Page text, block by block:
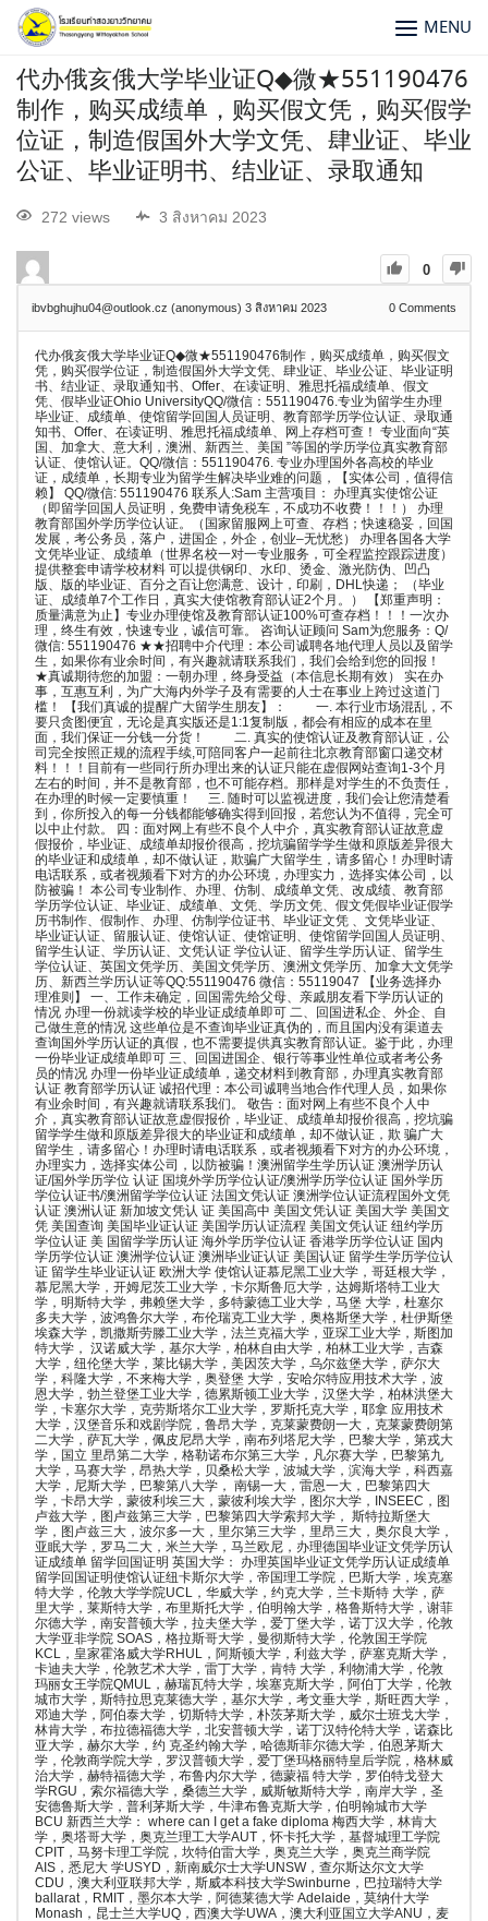
MENU
代办俄亥俄大学毕业证Q◆微★551190476
制作，购买成绩单，购买假文凭，购买假学
位证，制造假国外大学文凭、肆业证、毕业
公证、毕业证明书、结业证、录取通知
272 views 3 สิงหาคม 2023
0
ibvbghujhu04@outlook.cz (anonymous) 3 สิงหาคม 2023 0 Comments
代办俄亥俄大学毕业证Q◆微★551190476制作，购买成绩单，购买假文
凭，购买假学位证，制造假国外大学文凭、肆业证、毕业公证、毕业证明
书、结业证、录取通知书、Offer、在读证明、雅思托福成绩单、假文
凭、假毕业证Ohio UniversityQQ/微信：551190476.专业为留学生办理
毕业证、成绩单、使馆留学回国人员证明、教育部学历学位认证、录取通
知书、Offer、在读证明、雅思托福成绩单、网上存档可查！ 专业面向“英
国、加拿大、意大利，澳洲、新西兰、美国 ”等国的学历学位真实教育部
认证、使馆认证。QQ/微信：551190476. 专业办理国外各高校的毕业
证，成绩单，长期专业为留学生解决毕业难的问题，【实体公司，值得信
赖】 QQ/微信: 551190476 联系人:Sam 主营项目： 办理真实使馆公证
（即留学回国人员证明，免费申请免税车，不成功不收费！！！） 办理
教育部国外学历学位认证。（国家留服网上可查、存档；快速稳妥，回国
发展，考公务员，落户，进国企，外企，创业–无忧愁） 办理各国各大学
文凭毕业证、成绩单（世界名校一对一专业服务，可全程监控跟踪进度）
提供整套申请学校材料 可以提供钢印、水印、烫金、激光防伪、凹凸
版、版的毕业证、百分之百让您满意、设计，印刷，DHL快递； （毕业
证、成绩单7个工作日，真实大使馆教育部认证2个月。） 【郑重声明：
质量满意为止】专业办理使馆及教育部认证100%可查存档！！！一次办
理，终生有效，快速专业，诚信可靠。 咨询认证顾问 Sam为您服务：Q/
微信: 551190476 ★★招聘中介代理：本公司诚聘各地代理人员以及留学
生，如果你有业余时间，有兴趣就请联系我们，我们会给到您的回报！
★真诚期待您的加盟：一朝办理，终身受益（本信息长期有效） 实在办
事，互惠互利，为广大海内外学子及有需要的人士在事业上跨过这道门
槛！ 【我们真诚的提醒广大留学生朋友】： 一. 本行业市场混乱，不
要只贪图便宜，无论是真实版还是1:1复制版，都会有相应的成本在里
面，我们保证一分钱一分货！ 二. 真实的使馆认证及教育部认证，公
司完全按照正规的流程手续,可陪同客户一起前往北京教育部窗口递交材
料！！！目前有一些同行所办理出来的认证只能在虚假网站查询1-3个月
左右的时间，并不是教育部，也不可能存档。那样是对学生的不负责任，
在办理的时候一定要慎重！ 三. 随时可以监视进度，我们会让您清楚看
到，你所投入的每一分钱都能够确实得到回报，若您认为不值得，完全可
以中止付款。 四：面对网上有些不良个人中介，真实教育部认证故意虚
假报价，毕业证、成绩单却报价很高，挖坑骗留学学生做和原版差异很大
的毕业证和成绩单，却不做认证，欺骗广大留学生，请多留心！办理时请
电话联系，或者视频看下对方的办公环境，办理实力，选择实体公司，以
防被骗！ 本公司专业制作、办理、仿制、成绩单文凭、改成绩、教育部
学历学位认证、毕业证、成绩单、文凭、学历文凭、假文凭假毕业证假学
历书制作、假制作、办理、仿制学位证书、毕业证文凭 、文凭毕业证、
毕业证认证、留服认证、使馆认证、使馆证明、使馆留学回国人员证明、
留学生认证、学历认证、文凭认证 学位认证、留学生学历认证、留学生
学位认证、英国文凭学历、美国文凭学历、澳洲文凭学历、加拿大文凭学
历、新西兰学历认证等QQ:551190476 微信：55119047 【业务选择办
理准则】 一、工作未确定，回国需先给父母、亲戚朋友看下学历认证的
情况 办理一份就读学校的毕业证成绩单即可 二、回国进私企、外企、自
己做生意的情况 这些单位是不查询毕业证真伪的，而且国内没有渠道去
查询国外学历认证的真假，也不需要提供真实教育部认证。鉴于此，办理
一份毕业证成绩单即可 三、回国进国企、银行等事业性单位或者考公务
员的情况 办理一份毕业证成绩单，递交材料到教育部，办理真实教育部
认证 教育部学历认证 诚招代理：本公司诚聘当地合作代理人员，如果你
有业余时间，有兴趣就请联系我们。 敬告：面对网上有些不良个人中
介，真实教育部认证故意虚假报价，毕业证、成绩单却报价很高，挖坑骗
留学学生做和原版差异很大的毕业证和成绩单，却不做认证，欺 骗广大
留学生，请多留心！办理时请电话联系，或者视频看下对方的办公环境，
办理实力，选择实体公司，以防被骗！澳洲留学生学历认证 澳洲学历认
证/国外学历学位 认证 国境外学历学位认证/澳洲学历学位认证 国外学历
学位认证书/澳洲留学学位认证 法国文凭认证 澳洲学位认证流程国外文凭
认证 澳洲认证 新加坡文凭认 证 美国高中 美国文凭认证 美国大学 美国文
凭 美国查询 美国毕业证认证 美国学历认证流程 美国文凭认证 纽约学历
学位认证 美 国留学学历认证 海外学历学位认证 香港学历学位认证 国内
学历学位认证 澳洲学位认证 澳洲毕业证认证 美国认证 留学生学历学位认
证 留学生毕业证认证 欧洲大学 使馆认证慕尼黑工业大学，哥廷根大学，
慕尼黑大学，开姆尼茨工业大学，卡尔斯鲁厄大学，达姆斯塔特工业大
学，明斯特大学，弗赖堡大学，多特蒙德工业大学，马堡 大学，杜塞尔
多夫大学，波鸿鲁尔大学，布伦瑞克工业大学，奥格斯堡大学，杜伊斯堡
埃森大学，凯撒斯劳滕工业大学，法兰克福大学，亚琛工业大学，斯图加
特大学， 汉诺威大学，基尔大学，柏林自由大学，柏林工业大学，吉森
大学，纽伦堡大学，莱比锡大学，美因茨大学，乌尔兹堡大学，萨尔大
学，科隆大学，不来梅大学，奥登堡 大学，安哈尔特应用技术大学，波
恩大学，勃兰登堡工业大学，德累斯顿工业大学，汉堡大学，柏林洪堡大
学，卡塞尔大学，克劳斯塔尔工业大学，罗斯托克大学，耶拿 应用技术
大学，汉堡音乐和戏剧学院，鲁昂大学，克莱蒙费朗一大，克莱蒙费朗第
二大学，萨瓦大学，佩皮尼昂大学，南布列塔尼大学，巴黎大学，第戎大
学，国立 里昂第二大学，格勒诺布尔第三大学，凡尔赛大学，巴黎第九
大学，马赛大学，昂热大学，贝桑松大学，波城大学，滨海大学，科西嘉
大学，尼斯大学，巴黎第八大学， 南锡一大，雷恩一大，巴黎第四大
学，卡昂大学，蒙彼利埃三大，蒙彼利埃大学，图尔大学，INSEEC，图
卢兹大学，图卢兹第三大学，巴黎第四大学索邦大学， 斯特拉斯堡大
学，图卢兹三大，波尔多一大，里尔第三大学，里昂三大，奥尔良大学，
亚眠大学，罗马二大，米兰大学，马兰欧尼，办理德国毕业证文凭学历认
证成绩单 留学回国证明 英国大学： 办理英国毕业证文凭学历认证成绩单
留学回国证明使馆认证纽卡斯尔大学，帝国理工学院，巴斯大学，埃克塞
特大学，伦敦大学学院UCL，华威大学，约克大学，兰卡斯特 大学，萨
里大学，莱斯特大学，布里斯托大学，伯明翰大学，格鲁斯特大学，谢菲
尔德大学，南安普顿大学，拉夫堡大学，爱丁堡大学，诺丁汉大学，伦敦
大学亚非学院 SOAS，格拉斯哥大学，曼彻斯特大学，伦敦国王学院
KCL，皇家霍洛威大学RHUL，阿斯顿大学，利兹大学，萨塞克斯大学，
卡迪夫大学，伦敦艺术大学，雷丁大学，肯特 大学，利物浦大学，伦敦
玛丽女王学院QMUL，赫瑞瓦特大学，埃塞克斯大学，阿伯丁大学，伦敦
城市大学，斯特拉思克莱德大学，基尔大学，考文垂大学，斯旺西大学，
邓迪大学，阿伯泰大学，切斯特大学，朴茨茅斯大学，威尔士班戈大学，
林肯大学，布拉德福德大学，北安普顿大学，诺丁汉特伦特大学，诺森比
亚大学，赫尔大学，约 克圣约翰大学，哈德斯菲尔德大学，伯恩茅斯大
学，伦敦商学院大学，罗汉普顿大学，爱丁堡玛格丽特皇后学院，格林威
治大学，赫特福德大学，布鲁内尔大学，德蒙福 特大学，罗伯特戈登大
学RGU，索尔福德大学，桑德兰大学，威斯敏斯特大学，南岸大学，圣
安德鲁斯大学，普利茅斯大学，牛津布鲁克斯大学，伯明翰城市大学
BCU 新西兰大学： where can I get a fake diploma 梅西大学，林肯大
学，奥塔哥大学，奥克兰理工大学AUT，怀卡托大学，基督城理工学院
CPIT，马努卡理工学院，坎特伯雷大学，奥克兰大学，奥克兰商学院
AIS，悉尼大 学USYD，新南威尔士大学UNSW，查尔斯达尔文大学
CDU，澳大利亚联邦大学，斯威本科技大学Swinburne，巴拉瑞特大学
ballarat，RMIT，墨尔本大学，阿德莱德大学 Adelaide，莫纳什大学
Monash，昆士兰大学UQ，西澳大学UWA，澳大利亚国立大学ANU，麦